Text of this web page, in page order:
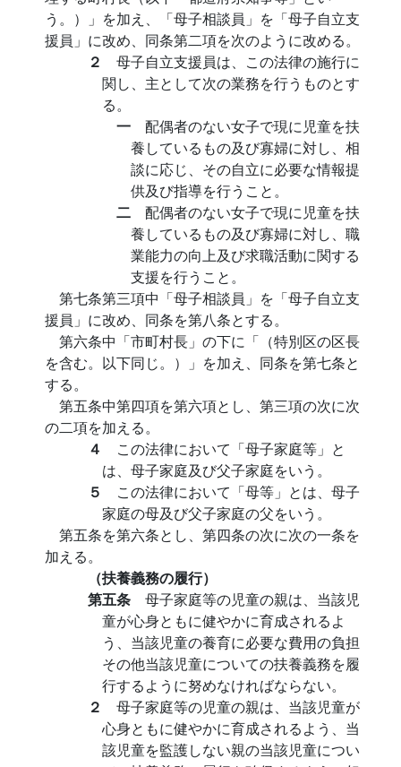
う。）」を加え、「母子相談員」を「母子自立支
援員」に改め、同条第二項を次のように改める。
２ 母子自立支援員は、この法律の施行に
関し、主として次の業務を行うものとす
る。
一 配偶者のない女子で現に児童を扶
養しているもの及び寡婦に対し、相
談に応じ、その自立に必要な情報提
供及び指導を行うこと。
二 配偶者のない女子で現に児童を扶
養しているもの及び寡婦に対し、職
業能力の向上及び求職活動に関する
支援を行うこと。
第七条第三項中「母子相談員」を「母子自立支
援員」に改め、同条を第八条とする。
第六条中「市町村長」の下に「（特別区の区長
を含む。以下同じ。）」を加え、同条を第七条と
する。
第五条中第四項を第六項とし、第三項の次に次
の二項を加える。
４ この法律において「母子家庭等」と
は、母子家庭及び父子家庭をいう。
５ この法律において「母等」とは、母子
家庭の母及び父子家庭の父をいう。
第五条を第六条とし、第四条の次に次の一条を
加える。
（扶養義務の履行）
第五条 母子家庭等の児童の親は、当該児
童が心身ともに健やかに育成されるよ
う、当該児童の養育に必要な費用の負担
その他当該児童についての扶養義務を履
行するように努めなければならない。
２ 母子家庭等の児童の親は、当該児童が
心身ともに健やかに育成されるよう、当
該児童を監護しない親の当該児童につい